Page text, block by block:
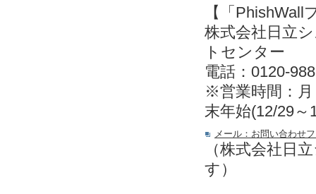
【「
株式会社日立
トセンター
電話：0120-
※営業時間：
末年始(12/29～
メール：お問い合わせ
（株式会社日
す）